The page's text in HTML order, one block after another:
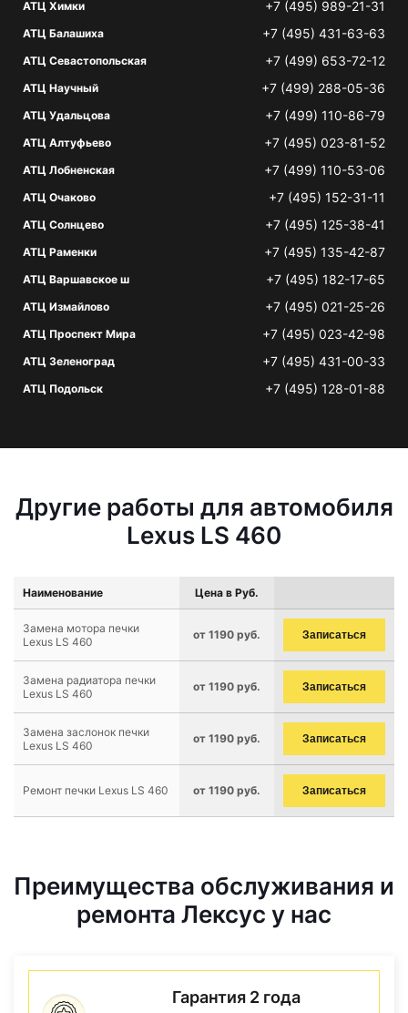
АТЦ Химки +7 (495) 989-21-31
АТЦ Балашиха +7 (495) 431-63-63
АТЦ Севастопольская +7 (499) 653-72-12
АТЦ Научный +7 (499) 288-05-36
АТЦ Удальцова +7 (499) 110-86-79
АТЦ Алтуфьево +7 (495) 023-81-52
АТЦ Лобненская +7 (499) 110-53-06
АТЦ Очаково +7 (495) 152-31-11
АТЦ Солнцево +7 (495) 125-38-41
АТЦ Раменки +7 (495) 135-42-87
АТЦ Варшавское ш +7 (495) 182-17-65
АТЦ Измайлово +7 (495) 021-25-26
АТЦ Проспект Мира +7 (495) 023-42-98
АТЦ Зеленоград +7 (495) 431-00-33
АТЦ Подольск +7 (495) 128-01-88
Другие работы для автомобиля
Lexus LS 460
Наименование Цена в Руб.
Замена мотора печки
Lexus LS 460
от 1190 руб. Записаться
Замена радиатора печки
Lexus LS 460
от 1190 руб. Записаться
Замена заслонок печки
Lexus LS 460
от 1190 руб. Записаться
Ремонт печки Lexus LS 460 от 1190 руб. Записаться
Преимущества обслуживания и
ремонта Лексус у нас
Гарантия 2 года